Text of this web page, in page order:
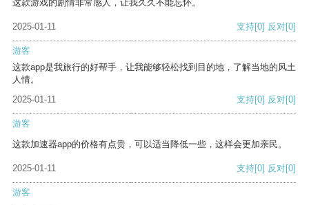
这款游戏的剧情非常感人，让我久久不能忘怀。
2025-01-11 支持[0] 反对[0]
游客
这款app是我旅行的好帮手，让我能够轻松找到目的地，了解当地的风土
人情。
2025-01-11
支持[0] 反对[0]
游客
这款加速器app的价格有点贵，可以适当降低一些，这样会更加亲民。
2025-01-11 支持[0] 反对[0]
游客